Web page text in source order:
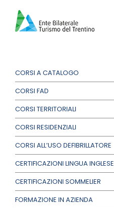
contenuto
CORSI A CATALOGO
CORSI FAD
CORSI TERRITORIALI
CORSI RESIDENZIALI
CORSI ALL’USO DEFIBRILLATORE
CERTIFICAZIONI LINGUA INGLESE
CERTIFICAZIONI SOMMELIER
FORMAZIONE IN AZIENDA